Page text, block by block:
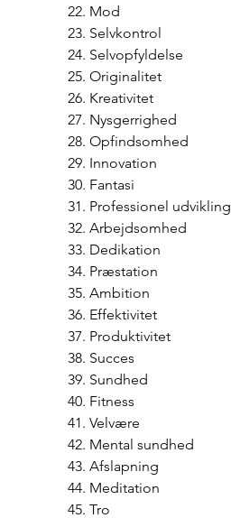
22. Mod
23. Selvkontrol
24. Selvopfyldelse
25. Originalitet
26. Kreativitet
27. Nysgerrighed
28. Opfindsomhed
29. Innovation
30. Fantasi
31. Professionel udvikling
32. Arbejdsomhed
33. Dedikation
34. Præstation
35. Ambition
36. Effektivitet
37. Produktivitet
38. Succes
39. Sundhed
40. Fitness
41. Velvære
42. Mental sundhed
43. Afslapning
44. Meditation
45. Tro